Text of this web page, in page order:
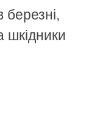
шкідники